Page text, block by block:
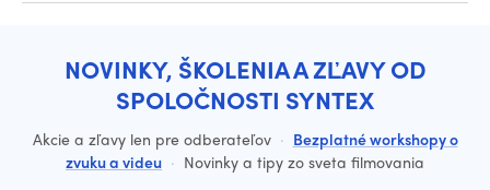
NOVINKY, ŠKOLENIA A ZĽAVY OD
SPOLOČNOSTI SYNTEX
Akcie a zľavy len pre odberateľov · Bezplatné workshopy o
zvuku a videu · Novinky a tipy zo sveta filmovania